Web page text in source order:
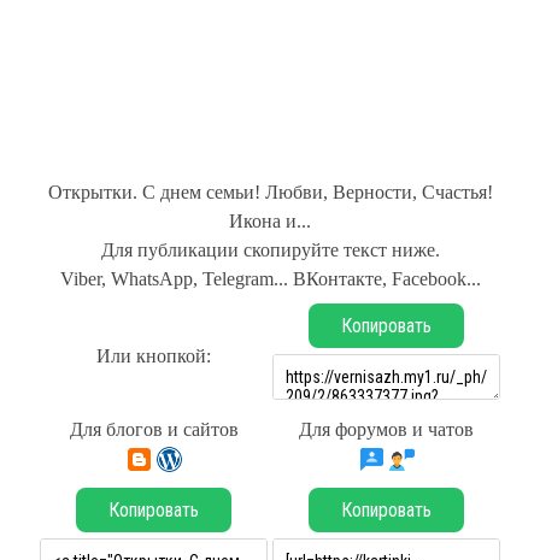
Открытки. С днем семьи! Любви, Верности, Счастья!
Икона и...
Для публикации скопируйте текст ниже.
Viber, WhatsApp, Telegram... ВКонтакте, Facebook...
Или кнопкой:
Копировать
Для блогов и сайтов Для форумов и чатов
Копировать Копировать